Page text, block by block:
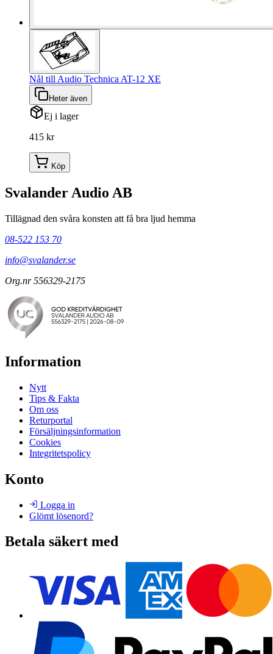
Nål till Audio Technica AT-12 XE
Heter även
Ej i lager
415 kr
Köp
Svalander Audio AB
Tillägnad den svåra konsten att få bra ljud hemma
08-522 153 70
info@svalander.se
Org.nr 556329-2175
Information
Nytt
Tips & Fakta
Om oss
Returportal
Försäljningsinformation
Cookies
Integritetspolicy
Konto
Logga in
Glömt lösenord?
Betala säkert med